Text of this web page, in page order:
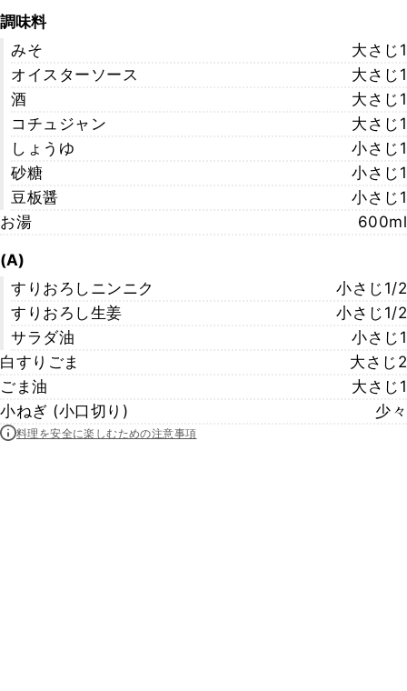
調味料
みそ
大さじ1
オイスターソース
大さじ1
酒
大さじ1
コチュジャン
大さじ1
しょうゆ
小さじ1
砂糖
小さじ1
豆板醤
小さじ1
お湯
600ml
(A)
すりおろしニンニク
小さじ1/2
すりおろし生姜
小さじ1/2
サラダ油
小さじ1
白すりごま
大さじ2
ごま油
大さじ1
小ねぎ (小口切り)
少々
料理を安全に楽しむための注意事項